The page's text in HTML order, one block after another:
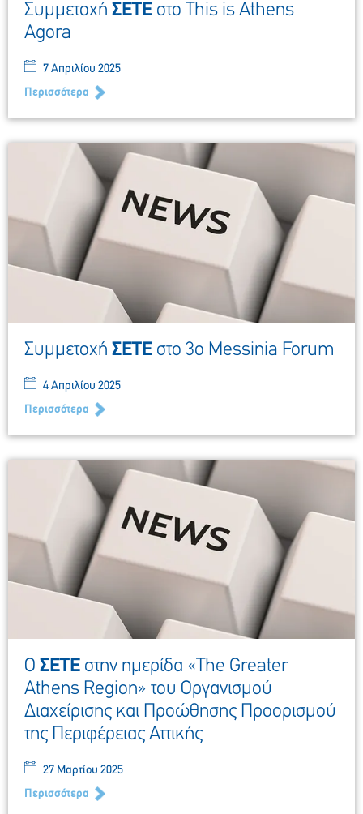
Συμμετοχή ΣΕΤΕ στο This is Athens
Agora
7 Απριλίου 2025
Περισσότερα
Συμμετοχή ΣΕΤΕ στο 3ο Messinia Forum
4 Απριλίου 2025
Περισσότερα
Ο ΣΕΤΕ στην ημερίδα «The Greater
Athens Region» του Οργανισμού
Διαχείρισης και Προώθησης Προορισμού
της Περιφέρειας Αττικής
27 Μαρτίου 2025
Περισσότερα